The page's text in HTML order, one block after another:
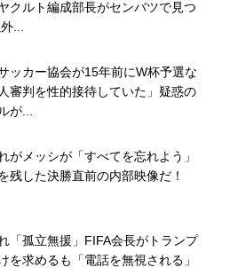
クルト編成部長がセンバツで見つ
...
ッカー協会が15年前にW杯予選な
審判を性的接待していた」疑惑の
が...
がメッシが「すべてを忘れよう」
残した決勝直前の内部映像だ！
「孤立無援」FIFA会長がトランプ
を求めるも「電話を無視される」